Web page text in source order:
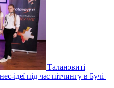
Талановиті
ідеї під час пітчингу в Бучі